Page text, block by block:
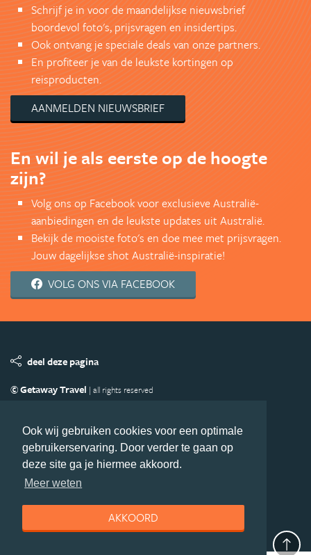
Ook wij gebruiken cookies voor een optimale
gebruikerservaring. Door verder te gaan op
deze site ga je hiermee akkoord.
Meer weten
AKKOORD
Schrijf je in voor de maandelijkse nieuwsbrief
boordevol foto's, prijsvragen en insidertips.
Ook ontvang je speciale deals van onze partners.
En profiteer je van de leukste kortingen op
reisproducten.
AANMELDEN NIEUWSBRIEF
En wil je als eerste op de hoogte
zijn?
Volg ons op Facebook voor exclusieve Australië-
aanbiedingen en de leukste updates uit Australië.
Bekijk de mooiste foto's en doe mee met prijsvragen.
Jouw dagelijkse shot Australië-inspiratie!
VOLG ONS VIA FACEBOOK
deel deze pagina
© Getaway Travel | all rights reserved
Copyright
Privacy statement Disclaimer
Cookies
Volg Australie.nl
Nieuwsbrief
Facebook